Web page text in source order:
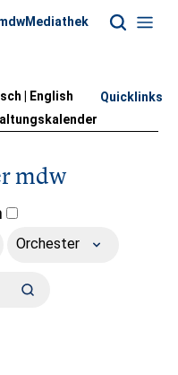
| English Quicklinks
mdw
Orchester